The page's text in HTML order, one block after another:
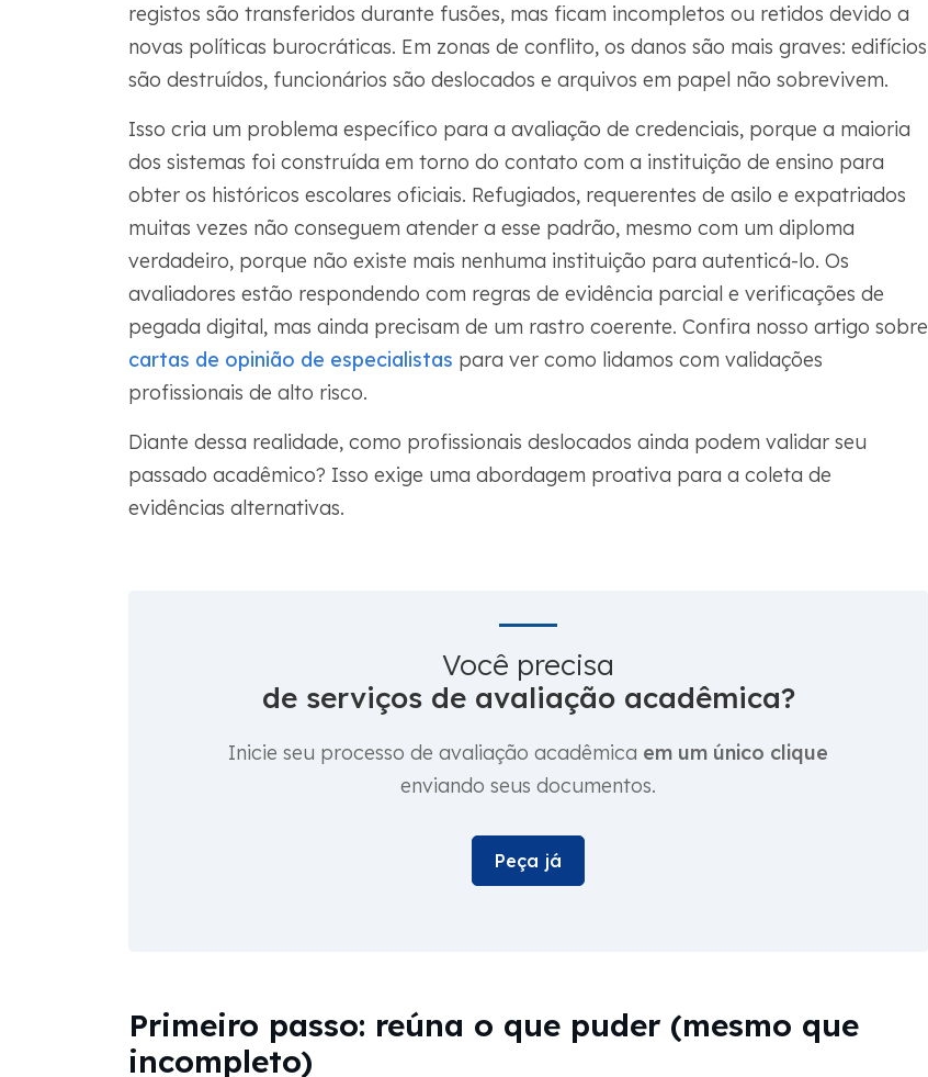
registos são transferidos durante fusões, mas ficam incompletos ou retidos devido a
novas políticas burocráticas. Em zonas de conflito, os danos são mais graves: edifícios
são destruídos, funcionários são deslocados e arquivos em papel não sobrevivem.
Isso cria um problema específico para a avaliação de credenciais, porque a maioria
dos sistemas foi construída em torno do contato com a instituição de ensino para
obter os históricos escolares oficiais. Refugiados, requerentes de asilo e expatriados
muitas vezes não conseguem atender a esse padrão, mesmo com um diploma
verdadeiro, porque não existe mais nenhuma instituição para autenticá-lo. Os
avaliadores estão respondendo com regras de evidência parcial e verificações de
pegada digital, mas ainda precisam de um rastro coerente. Confira nosso artigo sobre
cartas de opinião de especialistas para ver como lidamos com validações
profissionais de alto risco.
Diante dessa realidade, como profissionais deslocados ainda podem validar seu
passado acadêmico? Isso exige uma abordagem proativa para a coleta de
evidências alternativas.
Você precisa
de serviços de avaliação acadêmica?
Inicie seu processo de avaliação acadêmica em um único clique
enviando seus documentos.
Peça já
Primeiro passo: reúna o que puder (mesmo que
incompleto)